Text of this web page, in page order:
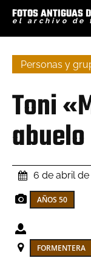
FOTOS ANTIGUAS
el archivo de
Personas y
Toni
abuelo
6 de abril de
AÑOS 50
FORMENTERA